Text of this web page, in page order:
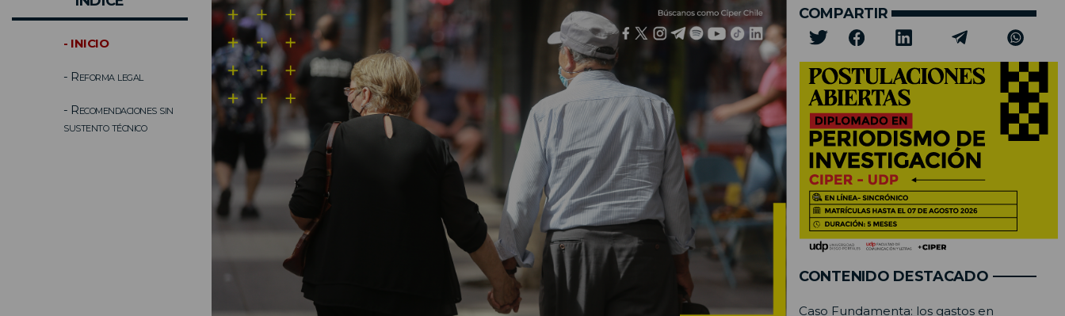
- INICIO
- Reforma legal
- Recomendaciones sin
sustento técnico
COMPARTIR
CONTENIDO DESTACADO
Caso Fundamenta: los gastos en